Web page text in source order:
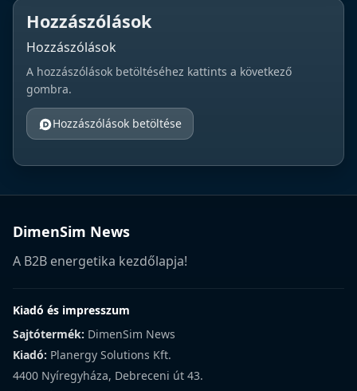
Hozzászólások
Hozzászólások
A hozzászólások betöltéséhez kattints a következő
gombra.
Hozzászólások betöltése
DimenSim News
A B2B energetika kezdőlapja!
Kiadó és impresszum
Sajtótermék: DimenSim News
Kiadó: Planergy Solutions Kft.
4400 Nyíregyháza, Debreceni út 43.